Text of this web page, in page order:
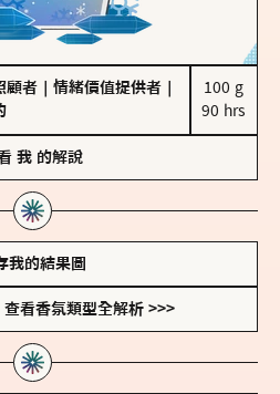
顧者 情緒價值提供者
100 g
90 hrs
我 的解說
我的結果圖
查看香氛類型全解析 >>>